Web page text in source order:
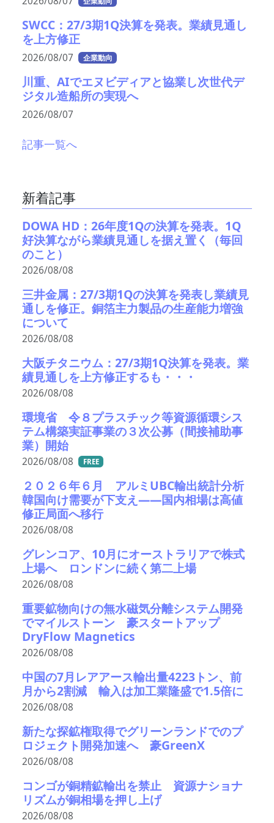
SWCC：27/3期1Q決算を発表。業績見通し
を上方修正
2026/08/07 企業動向
川重、AIでエヌビディアと協業し次世代デ
ジタル造船所の実現へ
2026/08/07
記事一覧へ
新着記事
DOWA HD：26年度1Qの決算を発表。1Q
好決算ながら業績見通しを据え置く（毎回
のこと）
2026/08/08
三井金属：27/3期1Qの決算を発表し業績見
通しを修正。銅箔主力製品の生産能力増強
について
2026/08/08
大阪チタニウム：27/3期1Q決算を発表。業
績見通しを上方修正するも・・・
2026/08/08
環境省 令８プラスチック等資源循環シス
テム構築実証事業の３次公募（間接補助事
業）開始
2026/08/08 FREE
２０２６年６月 アルミUBC輸出統計分析
韓国向け需要が下支え――国内相場は高値
修正局面へ移行
2026/08/08
グレンコア、10月にオーストラリアで株式
上場へ ロンドンに続く第二上場
2026/08/08
重要鉱物向けの無水磁気分離システム開発
でマイルストーン 豪スタートアップ
DryFlow Magnetics
2026/08/08
中国の7月レアアース輸出量4223トン、前
月から2割減 輸入は加工業隆盛で1.5倍に
2026/08/08
新たな探鉱権取得でグリーンランドでのプ
ロジェクト開発加速へ 豪GreenX
2026/08/08
コンゴが銅精鉱輸出を禁止 資源ナショナ
リズムが銅相場を押し上げ
2026/08/08